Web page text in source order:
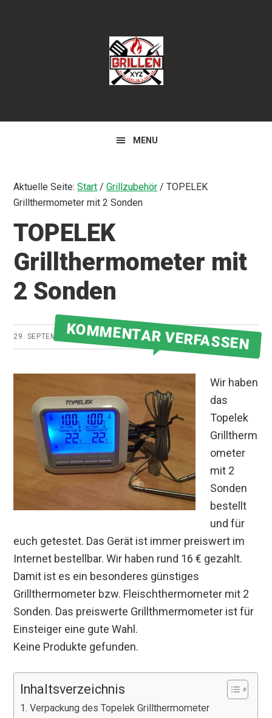
MENU
Aktuelle Seite:Start / Grillzubehör / TOPELEK
Grillthermometer mit 2 Sonden
TOPELEK
Grillthermometer mit
2 Sonden
29. SEPTEMBER 2018VONGRILLMEISTER
KOMMENTAR VERFASSEN
Wir haben
das
Topelek
Grilltherm
ometer
mit 2
Sonden
bestellt
und für
euch getestet. Das Gerät ist immer preiswert im
Internet bestellbar. Wir haben rund 16 € gezahlt.
Damit ist es ein besonderes günstiges
Grillthermometer bzw. Fleischthermometer mit 2
Sonden. Das preiswerte Grillthmermometer ist für
Einsteiger eine gute Wahl.
Keine Produkte gefunden.
Inhaltsverzeichnis
Verpackung des Topelek Grillthermometer